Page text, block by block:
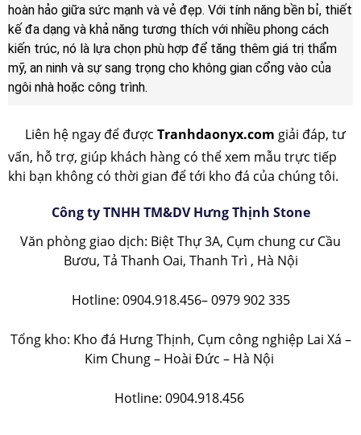
hoàn hảo giữa sức mạnh và vẻ đẹp. Với tính năng bền bỉ, thiết
kế đa dạng và khả năng tương thích với nhiều phong cách
kiến trúc, nó là lựa chọn phù hợp để tăng thêm giá trị thẩm
mỹ, an ninh và sự sang trọng cho không gian cổng vào của
ngôi nhà hoặc công trình.
Liên hệ ngay để được Tranhdaonyx.com giải đáp, tư
vấn, hỗ trợ, giúp khách hàng có thể xem mẫu trực tiếp
khi bạn không có thời gian để tới kho đá của chúng tôi.
Công ty TNHH TM&DV Hưng Thịnh Stone
Văn phòng giao dịch: Biệt Thự 3A, Cụm chung cư Cầu
Bươu, Tả Thanh Oai, Thanh Trì , Hà Nội
Hotline: 0904.918.456– 0979 902 335
Tổng kho: Kho đá Hưng Thịnh, Cụm công nghiệp Lai Xá –
Kim Chung – Hoài Đức – Hà Nội
Hotline: 0904.918.456